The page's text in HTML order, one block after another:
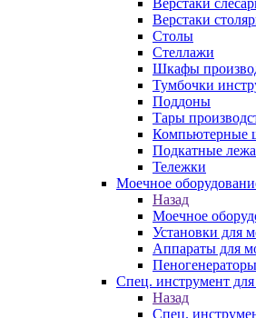
Верстаки
Верстаки
Столы
Стеллажи
Шкафы
Тумбочки
Поддоны
Тары
Компьютерные
Подкатные
Тележки
Моечное
Назад
Моечное
Установки для
Аппараты для
Пеногенераторы
Спец. инструмент для
Назад
Спец.